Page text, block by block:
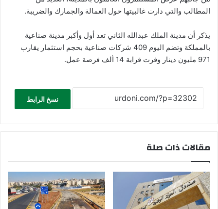
المطالب والتي دارت غالبيتها حول العمالة والجمارك والضريبة.
يذكر أن مدينة الملك عبدالله الثاني تعد أول وأكبر مدينة صناعية
بالمملكة وتضم اليوم 409 شركات صناعية بحجم استثمار يقارب
971 مليون دينار وفرت قرابة 14 ألف فرصة عمل.
نسخ الرابط
مقالات ذات صلة